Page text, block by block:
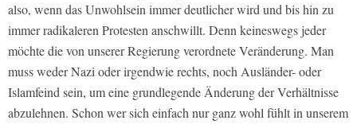
also, wenn das Unwohlsein immer deutlicher wird und bis hin zu
immer radikaleren Protesten anschwillt. Denn keineswegs jeder
möchte die von unserer Regierung verordnete Veränderung. Man
muss weder Nazi oder irgendwie rechts, noch Ausländer- oder
Islamfeind sein, um eine grundlegende Änderung der Verhältnisse
abzulehnen. Schon wer sich einfach nur ganz wohl fühlt in unserem